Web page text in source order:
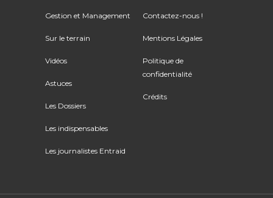
Gestion et Management
Sur le terrain
Vidéos
Astuces
Les Dossiers
Les indispensables
Les journalistes Entraid
Contactez-nous !
Mentions Légales
Politique de
confidentialité
Crédits